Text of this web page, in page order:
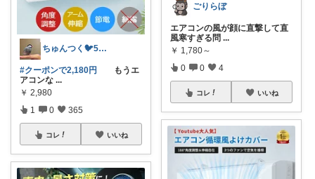
ちゅんつく🐦5歳3歳娘の母🩷
#クーポンで2,180円 もうエ
アコンな ...
￥ 2,980
1 0 365
コレ いいね
ごりらぼ
​エアコンの風が顔に直撃して直
風寒すぎる問 ...
￥ 1,780～
0 0 4
コレ いいね